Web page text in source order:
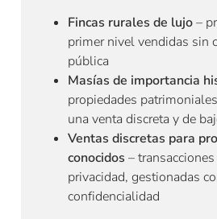
Fincas rurales de lujo–
primer nivel vendidas sin
pública
Masías de importancia
propiedades
una venta discreta y de
Ventas discretas para
conocidos –
privacidad, gestionadas
confidencialidad